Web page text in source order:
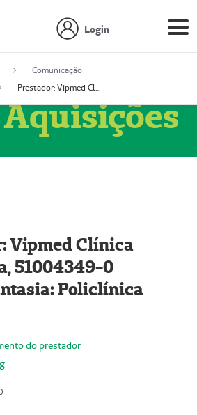
Login
Comunicação
Prestador: Vipmed Clínica Geral Ltda, 51004349-0 (Nome Fantasia: Policlínica Master)
Vipmed Clínica
51004349-0
Policlínica
do prestador